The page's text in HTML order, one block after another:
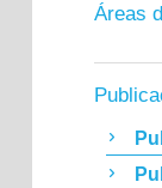
Áreas